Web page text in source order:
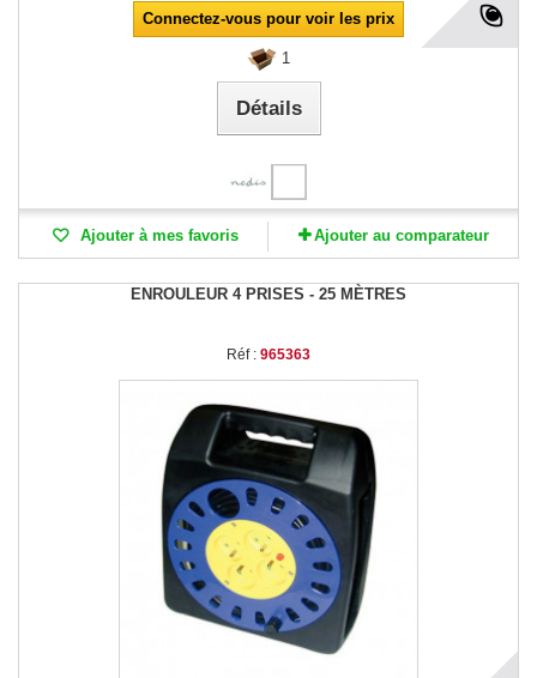
Connectez-vous pour voir les prix
1
Détails
Ajouter à mes favoris Ajouter au comparateur
ENROULEUR 4 PRISES - 25 MÈTRES
Réf : 965363